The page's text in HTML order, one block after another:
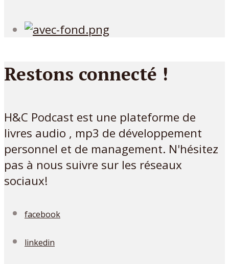
Restons connecté !
H&C Podcast est une plateforme de
livres audio , mp3 de développement
personnel et de management. N'hésitez
pas à nous suivre sur les réseaux
sociaux!
facebook
linkedin